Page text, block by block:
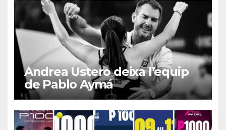
Andrea Ustero deixa l’equip
de Pablo Aymá